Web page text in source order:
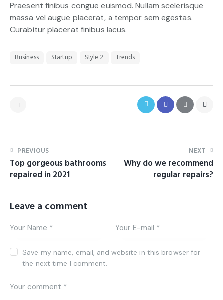
Praesent finibus congue euismod. Nullam scelerisque
massa vel augue placerat, a tempor sem egestas.
Curabitur placerat finibus lacus.
Business Startup Style 2 Trends
PREVIOUS
Top gorgeous bathrooms
repaired in 2021
NEXT
Why do we recommend
regular repairs?
Leave a comment
Save my name, email, and website in this browser for
the next time I comment.